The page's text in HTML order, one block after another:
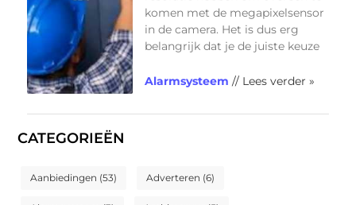
CATEGORIEËN
Aanbiedingen (53) Adverteren (6)
komen met de megapixelsensor
in de camera. Het is dus erg
belangrijk dat je de juiste keuze
Alarmsysteem // Lees verder »